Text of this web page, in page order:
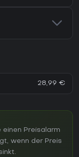
28,99 €
Preisalarm
wenn der Preis